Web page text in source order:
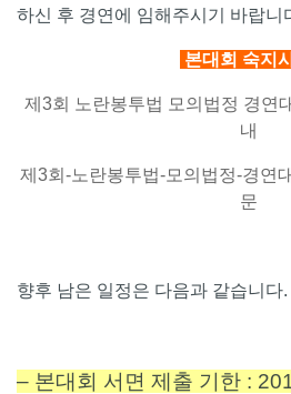
하신 후 경연에 임해주시기 바랍니
본대회 숙지
제3회 노란봉투법 모의법정 경연
내
제3회-노란봉투법-모의법정-경연
문
향후 남은 일정은 다음과 같습니다.
– 본대회 서면 제출 기한 :